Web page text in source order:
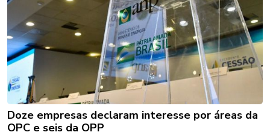
Doze empresas declaram interesse por áreas da
OPC e seis da OPP